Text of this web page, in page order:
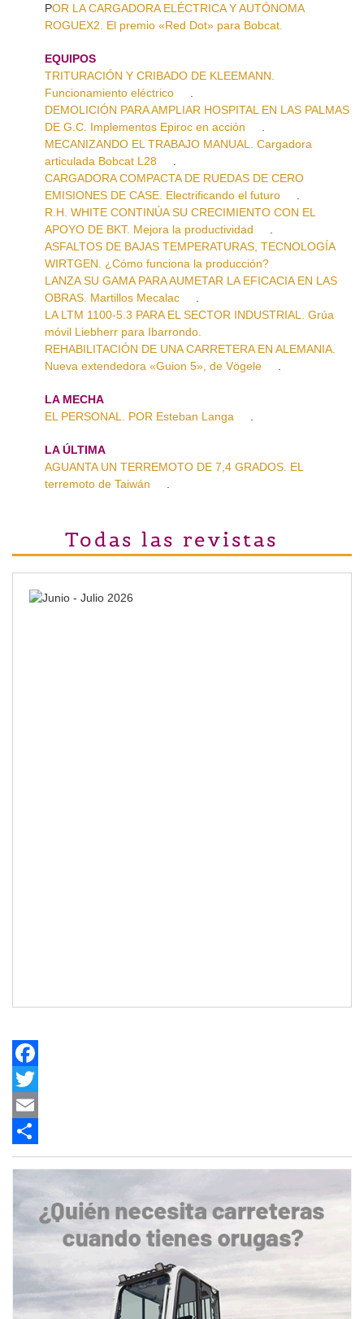
POR LA CARGADORA ELÉCTRICA Y AUTÓNOMA
ROGUEX2. El premio «Red Dot» para Bobcat.
EQUIPOS
TRITURACIÓN Y CRIBADO DE KLEEMANN.
Funcionamiento eléctrico
DEMOLICIÓN PARA AMPLIAR HOSPITAL EN LAS PALMAS
DE G.C. Implementos Epiroc en acción
MECANIZANDO EL TRABAJO MANUAL. Cargadora
articulada Bobcat L28
CARGADORA COMPACTA DE RUEDAS DE CERO
EMISIONES DE CASE. Electrificando el futuro
R.H. WHITE CONTINÚA SU CRECIMIENTO CON EL
APOYO DE BKT. Mejora la productividad
ASFALTOS DE BAJAS TEMPERATURAS, TECNOLOGÍA
WIRTGEN. ¿Cómo funciona la producción?
LANZA SU GAMA PARA AUMETAR LA EFICACIA EN LAS
OBRAS. Martillos Mecalac
LA LTM 1100-5.3 PARA EL SECTOR INDUSTRIAL. Grúa
móvil Liebherr para Ibarrondo.
REHABILITACIÓN DE UNA CARRETERA EN ALEMANIA.
Nueva extendedora «Guion 5», de Vögele
LA MECHA
EL PERSONAL. POR Esteban Langa
LA ÚLTIMA
AGUANTA UN TERREMOTO DE 7,4 GRADOS. EL
terremoto de Taiwán
Todas las revistas
Facebook
Twitter
Email
Share